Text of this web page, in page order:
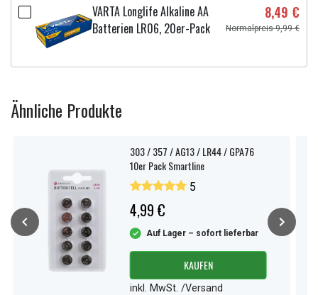
VARTA Longlife Alkaline AA
Batterien LR06, 20er-Pack
8,49 €
Normalpreis 9,99 €
Ähnliche Produkte
303 / 357 / AG13 / LR44 / GPA76
10er Pack Smartline
5
4,99 €
Auf Lager – sofort lieferbar
KAUFEN
inkl. MwSt. /Versand